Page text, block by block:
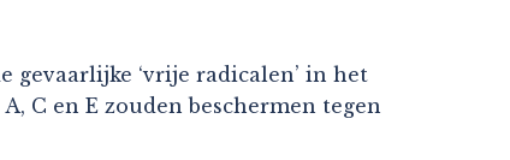
gevaarlijke ‘vrije radicalen’ in het
C en E zouden beschermen tegen